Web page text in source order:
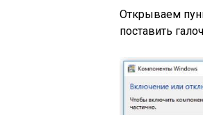
Открываем
поставить